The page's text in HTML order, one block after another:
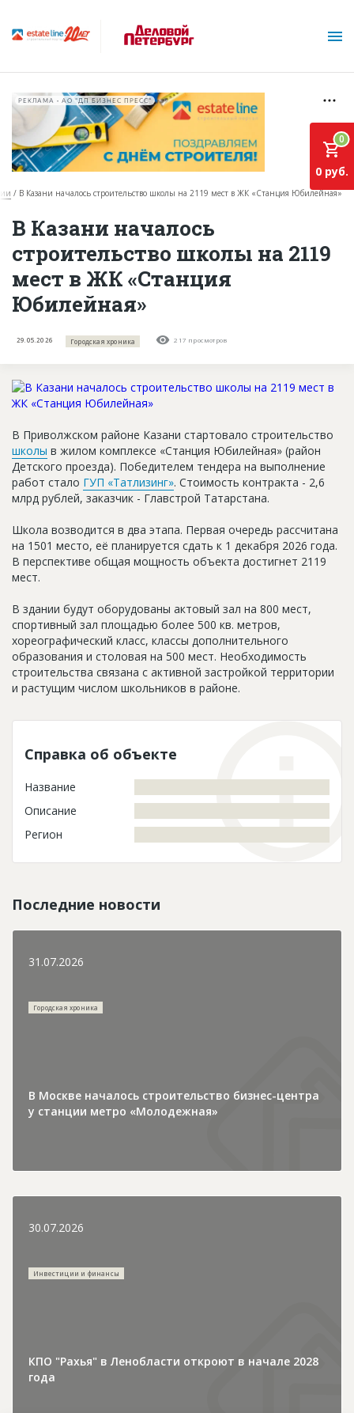
О проекте
Горячие объекты
База строящихся объектов
Инвестпроекты
Глоссарий
Новости
Платные услуги
Правила работы
Контакты
РЕКЛАМА • АО "ДП БИЗНЕС ПРЕСС"
В Казани началось строительство школы на 2119 мест в ЖК «Станция Юбилейная»
В Казани началось
строительство школы на 2119
мест в ЖК «Станция
Юбилейная»
29.05.2026 Городская хроника 217 просмотров
0
0 руб.
В Приволжском районе Казани стартовало строительство
школы в жилом комплексе «Станция Юбилейная» (район
Детского проезда). Победителем тендера на выполнение
работ стало ГУП «Татлизинг». Стоимость контракта - 2,6
млрд рублей, заказчик - Главстрой Татарстана.
Школа возводится в два этапа. Первая очередь рассчитана
на 1501 место, её планируется сдать к 1 декабря 2026 года.
В перспективе общая мощность объекта достигнет 2119
мест.
В здании будут оборудованы актовый зал на 800 мест,
спортивный зал площадью более 500 кв. метров,
хореографический класс, классы дополнительного
образования и столовая на 500 мест. Необходимость
строительства связана с активной застройкой территории
и растущим числом школьников в районе.
Справка об объекте
Название
Описание
Регион
Последние новости
31.07.2026
Городская хроника
В Москве началось строительство бизнес-центра
у станции метро «Молодежная»
30.07.2026
Инвестиции и финансы
КПО "Рахья" в Ленобласти откроют в начале 2028
года